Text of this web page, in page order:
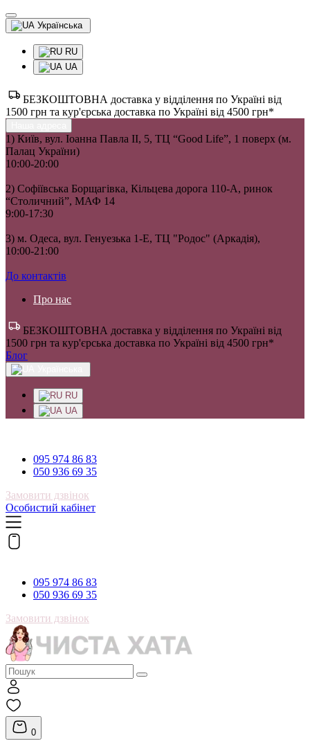
Українська
RU
UA
БЕЗКОШТОВНА доставка у відділення по Україні від
1500 грн та кур'єрська доставка по Україні від 4500 грн*
1) Київ, вул. Іоанна Павла II, 5, ТЦ “Good Life”, 1 поверх (м.
Палац України)
10:00-20:00
2) Софіївська Борщагівка, Кільцева дорога 110-А, ринок
“Столичний”, МАФ 14
9:00-17:30
3) м. Одеса, вул. Генуезька 1-Е, ТЦ "Родос" (Аркадія),
10:00-21:00
До контактів
Про нас
БЕЗКОШТОВНА доставка у відділення по Україні від
1500 грн та кур'єрська доставка по Україні від 4500 грн*
Блог
RU
UA
095 974 86 83
050 936 69 35
Замовити дзвінок
Особистий кабінет
095 974 86 83
050 936 69 35
Замовити дзвінок
0